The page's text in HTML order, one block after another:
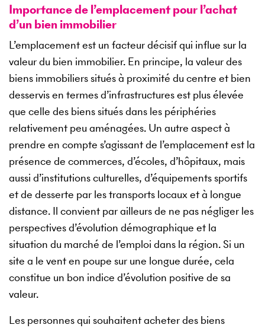
Importance de l’emplacement pour l’achat
d’un bien immobilier
L’emplacement est un facteur décisif qui influe sur la
valeur du bien immobilier. En principe, la valeur des
biens immobiliers situés à proximité du centre et bien
desservis en termes d’infrastructures est plus élevée
que celle des biens situés dans les périphéries
relativement peu aménagées. Un autre aspect à
prendre en compte s’agissant de l’emplacement est la
présence de commerces, d’écoles, d’hôpitaux, mais
aussi d’institutions culturelles, d’équipements sportifs
et de desserte par les transports locaux et à longue
distance. Il convient par ailleurs de ne pas négliger les
perspectives d’évolution démographique et la
situation du marché de l’emploi dans la région. Si un
site a le vent en poupe sur une longue durée, cela
constitue un bon indice d’évolution positive de sa
valeur.
Les personnes qui souhaitent acheter des biens